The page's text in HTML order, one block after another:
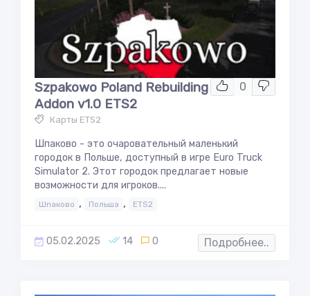
0
Szpakowo Poland Rebuilding
Addon v1.0 ETS2
Карты ETS2
Шпаково - это очаровательный маленький
городок в Польше, доступный в игре Euro Truck
Simulator 2. Этот городок предлагает новые
возможности для игроков....
Шпаково , Польша , ETS2
05.02.2025 14 0 Подробнее..